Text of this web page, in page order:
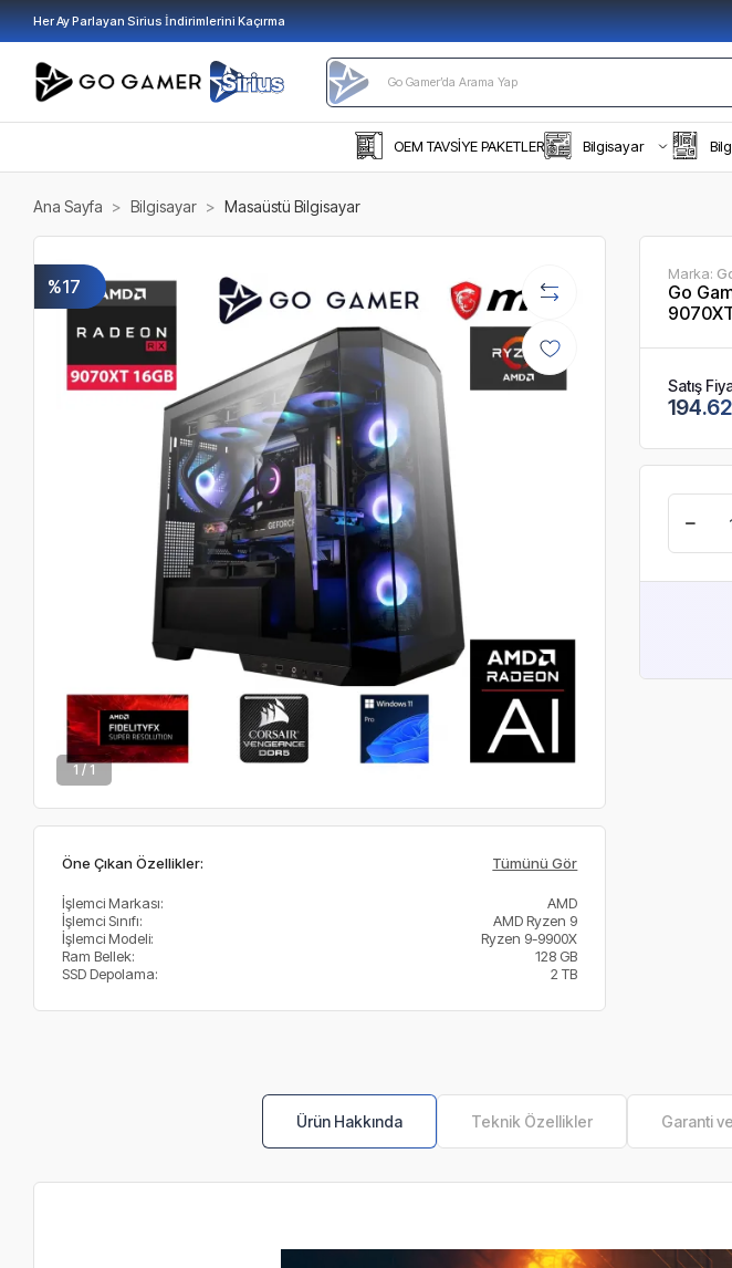
Her Ay Parlayan Sirius İndirimlerini Kaçırma
OEM TAVSİYE PAKETLER Bilgisayar
Ana Sayfa Bilgisayar Masaüstü Bilgisayar
%17
1 / 1
Öne Çıkan Özellikler: Tümünü Gör
İşlemci Markası:
AMD
İşlemci Sınıfı:
AMD Ryzen 9
İşlemci Modeli:
Ryzen 9-9900X
Ram Bellek:
128 GB
SSD Depolama:
2 TB
Marka:
Go
Satış
Ürün Hakkında Teknik Özellikler Garanti